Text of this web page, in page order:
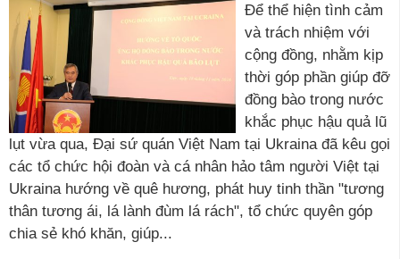
Để thể hiện tình cảm
và trách nhiệm với
cộng đồng, nhằm kịp
thời góp phần giúp đỡ
đồng bào trong nước
khắc phục hậu quả lũ
lụt vừa qua, Đại sứ quán Việt Nam tại Ukraina đã kêu gọi
các tổ chức hội đoàn và cá nhân hảo tâm người Việt tại
Ukraina hướng về quê hương, phát huy tinh thần "tương
thân tương ái, lá lành đùm lá rách", tổ chức quyên góp
chia sẻ khó khăn, giúp...